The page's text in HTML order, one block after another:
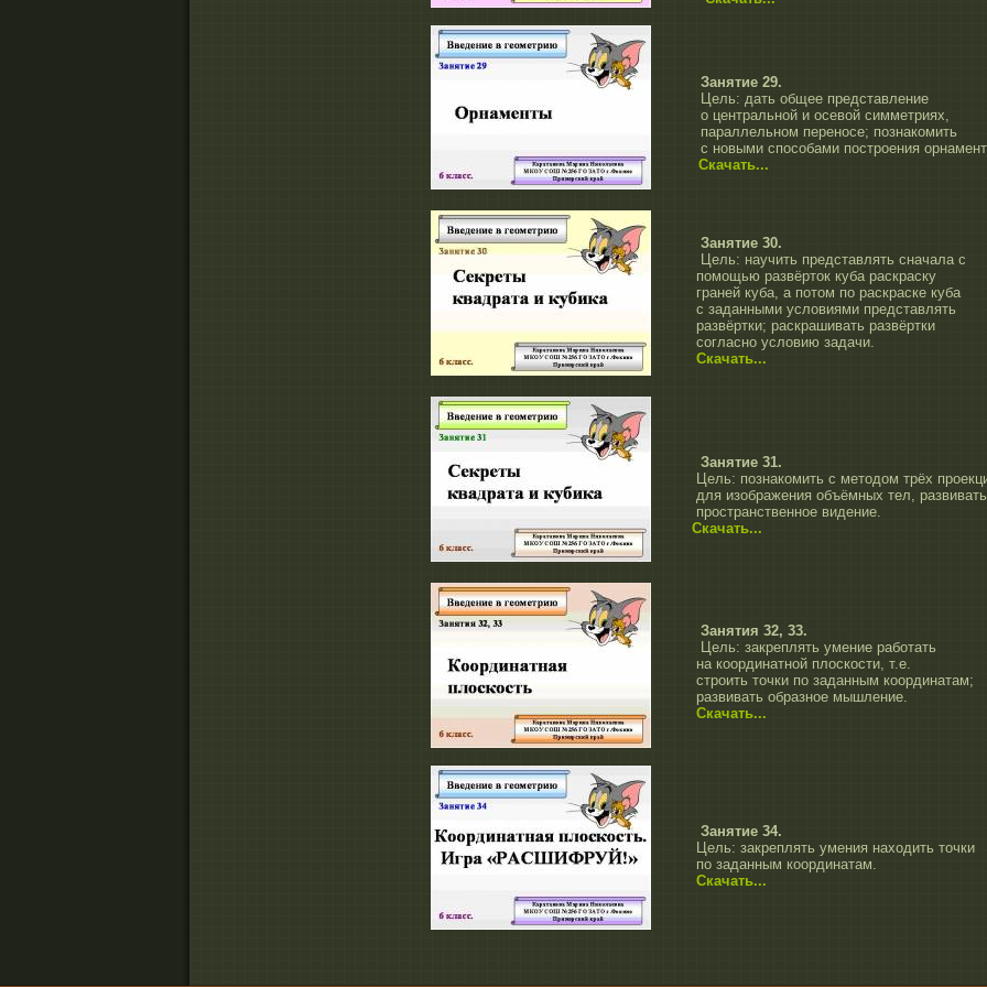
Занятие 29.
Цель: дать общее представление
о центральной и осевой симметриях,
параллельном переносе; познакомить
с новыми способами построения
Скачать...
Занятие 30.
Цель: научить представлять сначала с
помощью развёрток куба раскраску
граней куба, а потом по раскраске куба
с заданными условиями представлять
развёртки; раскрашивать развёртки
согласно условию задачи.
Скачать...
Занятие 31.
Цель: познакомить с методом трёх
для изображения объёмных тел, развивать
пространственное видение.
Скачать...
Занятия 32, 33.
Цель: закреплять умение работать
на координатной плоскости, т.е.
строить точки по заданным координатам;
развивать образное мышление.
Скачать...
Занятие 34.
Цель: закреплять умения находить точки
по заданным координатам.
Скачать...